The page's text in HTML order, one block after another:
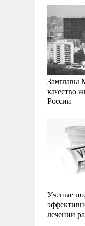
Замглавы
качество
России
Ученые
лечении